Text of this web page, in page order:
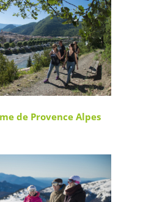
de Provence Alpes